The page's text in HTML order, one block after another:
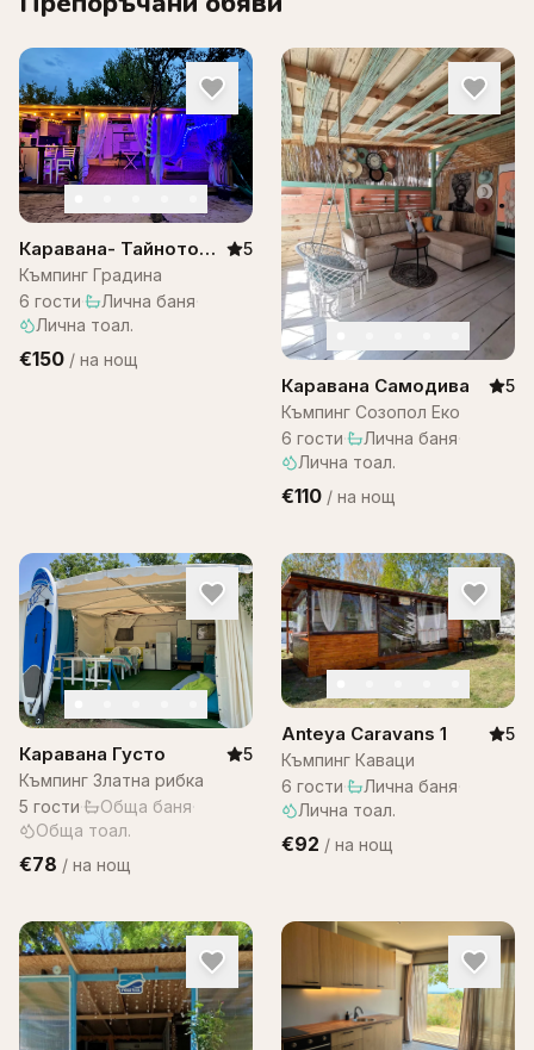
Каравана- Тайното
място, къмпинг
градина
5
Къмпинг Градина
6 гости· Лична баня·
Лична тоал.
€150 / на нощ
Каравана Самодива
5
Къмпинг Созопол Еко
6 гости· Лична баня·
Лична тоал.
€110 / на нощ
Каравана Густо
5
Къмпинг Златна рибка
5 гости· Обща баня·
Обща тоал.
€78 / на нощ
Anteya Caravans 1
5
Къмпинг Каваци
6 гости· Лична баня·
Лична тоал.
€92 / на нощ